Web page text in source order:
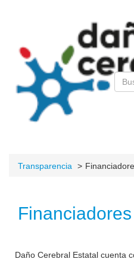
Transparencia
Financiadores
Daño Cerebral Estatal cuenta